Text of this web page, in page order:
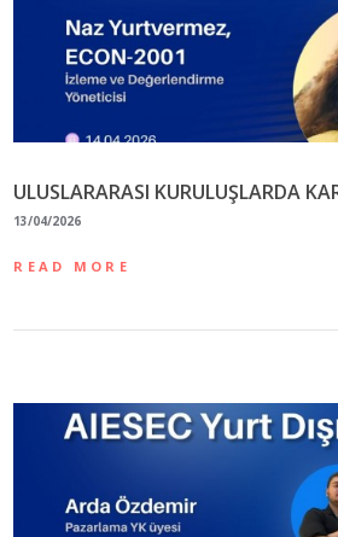
ULUSLARARASI KURULUŞLARDA
13/04/2026
READ MORE